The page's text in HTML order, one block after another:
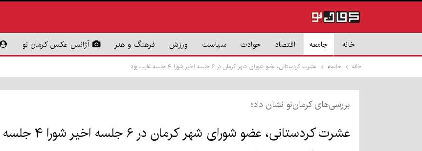
خانه جامعه اقتصاد حوادث سیاست ورزش فرهنگ و هنر آژانس عکس کرمان نو
خانه جامعه عشرت کردستانی، عضو شورای شهر کرمان در ۶ جلسه اخیر شورا ۴ جلسه غایب بود
بررسی‌های کرمان‌نو نشان داد؛
عشرت کردستانی، عضو شورای شهر کرمان در ۶ جلسه اخیر شورا ۴ جلسه غایب بود